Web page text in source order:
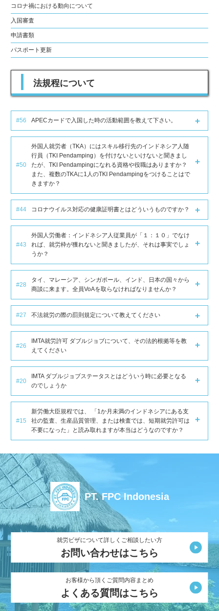
コロナ禍における動向について
入国審査
申請書類
パスポート更新
法規程について
#56 APECカードで入国した時の活動範囲を教えて下さい。
#50
外国人就労者（TKA）にはスキル移行先のインドネシア人随
行員（TKI Pendamping）を付けないといけないと聞きまし
たが、TKI Pendampingになれる資格や役職はありますか？
また、複数のTKAに1人のTKI Pendampingをつけることはで
きますか？
#44 コロナウイルス対応の健康証明書とはどういうものですか？
#43
外国人労働者：インドネシア人従業員が「１：１０」でなけ
れば、就労枠が獲れないと聞きましたが、それは事実でしょ
うか？
#28
タイ、マレーシア、シンガポール、インド、日本の国々から
商談に来ます。全員VoAを取らなければなりませんか？
#27 不法就労の際の罰則規定について教えてください
#26
IMTA就労許可 ダブルジョブについて、その法的根拠等を教
えてください
#20
IMTA ダブルジョブステータスとはどういう時に必要となる
のでしょうか
#15
新労働大臣規程では、 「1か月未満のインドネシアにある支
社の監査、生産品質管理、または検査では、短期就労許可は
不要になった」と読み取れますが本当はどうなのですか？
PT. FPC Indonesia
就労ビザについて詳しくご相談したい方
お問い合わせはこちら
お客様から頂くご質問内容まとめ
よくある質問はこちら